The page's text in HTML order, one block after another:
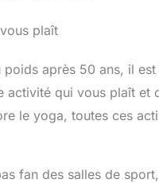
plaît
après 50 ans, il
activité qui vous plaît
le yoga, toutes ces
fan des salles de